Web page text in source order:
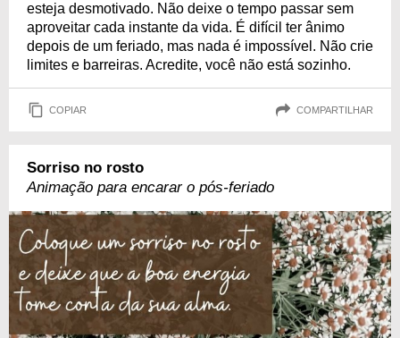
esteja desmotivado. Não deixe o tempo passar sem
aproveitar cada instante da vida. É difícil ter ânimo
depois de um feriado, mas nada é impossível. Não crie
limites e barreiras. Acredite, você não está sozinho.
COPIAR COMPARTILHAR
Sorriso no rosto
Animação para encarar o pós-feriado